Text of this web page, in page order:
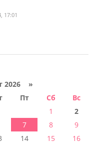
17:01
2026 »
Пт Сб
Вс
1
2
7 8
9
14 15
16